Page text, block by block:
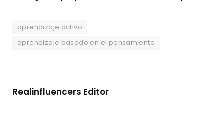
aprendizaje activo
aprendizaje basado en el pensamiento
Realinfluencers Editor